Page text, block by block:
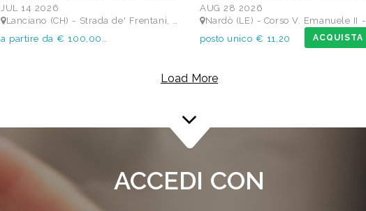
JUL 14 2026
Lanciano (CH) - Strada de' Frentani, 6 - TEATRO COMUNALE FEDELE FENAROLI
a partire da € 100,00
AUG 28 2026
Nardò (LE) - Corso V. Emanuele II - Chiostro dei Carmelitani
posto unico € 11,20
ACQUISTA
Load More
ACCEDI CON